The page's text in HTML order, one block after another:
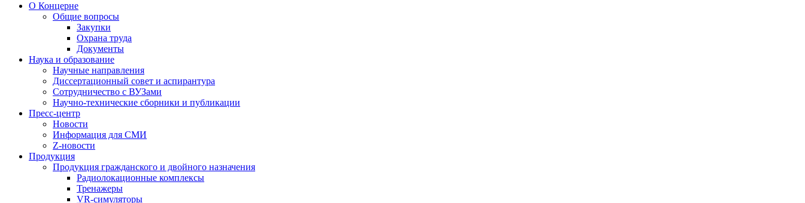
О Концерне
Общие вопросы
Закупки
Охрана труда
Документы
Наука и образование
Научные направления
Диссертационный совет и аспирантура
Сотрудничество с ВУЗами
Научно-технические сборники и публикации
Пресс-центр
Новости
Информация для СМИ
Z-новости
Продукция
Продукция гражданского и двойного назначения
Радиолокационные комплексы
Тренажеры
VR-симуляторы